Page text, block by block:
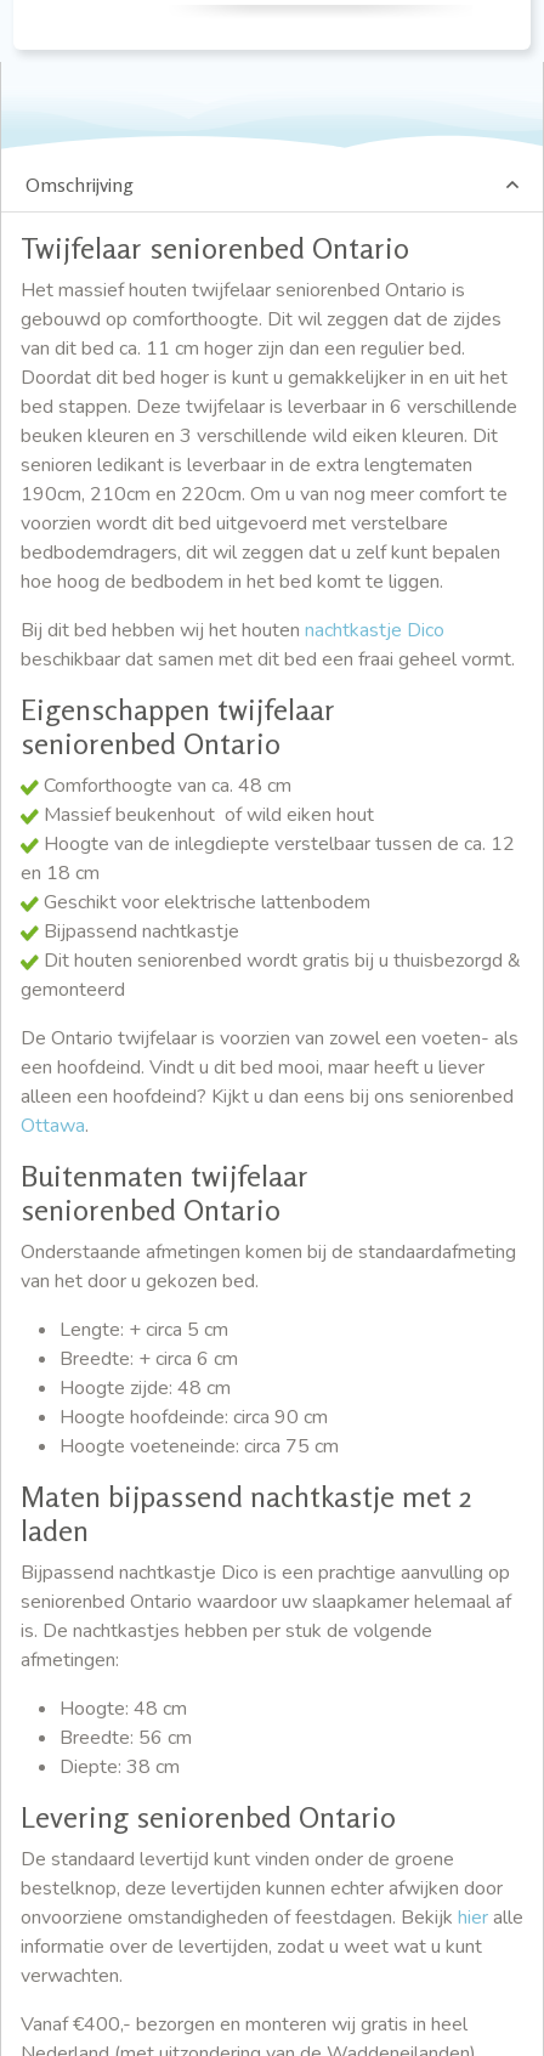
Omschrijving
Twijfelaar seniorenbed Ontario
Het massief houten twijfelaar seniorenbed Ontario is
gebouwd op comforthoogte. Dit wil zeggen dat de zijdes
van dit bed ca. 11 cm hoger zijn dan een regulier bed.
Doordat dit bed hoger is kunt u gemakkelijker in en uit het
bed stappen. Deze twijfelaar is leverbaar in 6 verschillende
beuken kleuren en 3 verschillende wild eiken kleuren. Dit
senioren ledikant is leverbaar in de extra lengtematen
190cm, 210cm en 220cm. Om u van nog meer comfort te
voorzien wordt dit bed uitgevoerd met verstelbare
bedbodemdragers, dit wil zeggen dat u zelf kunt bepalen
hoe hoog de bedbodem in het bed komt te liggen.
Bij dit bed hebben wij het houten nachtkastje Dico
beschikbaar dat samen met dit bed een fraai geheel vormt.
Eigenschappen twijfelaar
seniorenbed Ontario
Comforthoogte van ca. 48 cm
Massief beukenhout of wild eiken hout
Hoogte van de inlegdiepte verstelbaar tussen de ca. 12
en 18 cm
Geschikt voor elektrische lattenbodem
Bijpassend nachtkastje
Dit houten seniorenbed wordt gratis bij u thuisbezorgd &
gemonteerd
De Ontario twijfelaar is voorzien van zowel een voeten- als
een hoofdeind. Vindt u dit bed mooi, maar heeft u liever
alleen een hoofdeind? Kijkt u dan eens bij ons seniorenbed
Ottawa.
Buitenmaten twijfelaar
seniorenbed Ontario
Onderstaande afmetingen komen bij de standaardafmeting
van het door u gekozen bed.
Lengte: + circa 5 cm
Breedte: + circa 6 cm
Hoogte zijde: 48 cm
Hoogte hoofdeinde: circa 90 cm
Hoogte voeteneinde: circa 75 cm
Maten bijpassend nachtkastje met 2
laden
Bijpassend nachtkastje Dico is een prachtige aanvulling op
seniorenbed Ontario waardoor uw slaapkamer helemaal af
is. De nachtkastjes hebben per stuk de volgende
afmetingen:
Hoogte: 48 cm
Breedte: 56 cm
Diepte: 38 cm
Levering seniorenbed Ontario
De standaard levertijd kunt vinden onder de groene
bestelknop, deze levertijden kunnen echter afwijken door
onvoorziene omstandigheden of feestdagen. Bekijk hieralle
informatie over de levertijden, zodat u weet wat u kunt
verwachten.
Vanaf €400,- bezorgen en monteren wij gratis in heel